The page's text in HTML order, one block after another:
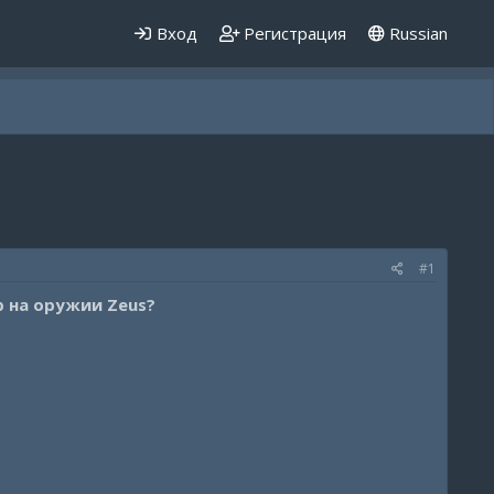
Вход Регистрация Russian
#1
оружии Zeus?